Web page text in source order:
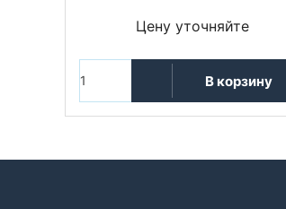
Цену уточняйте
В корзину